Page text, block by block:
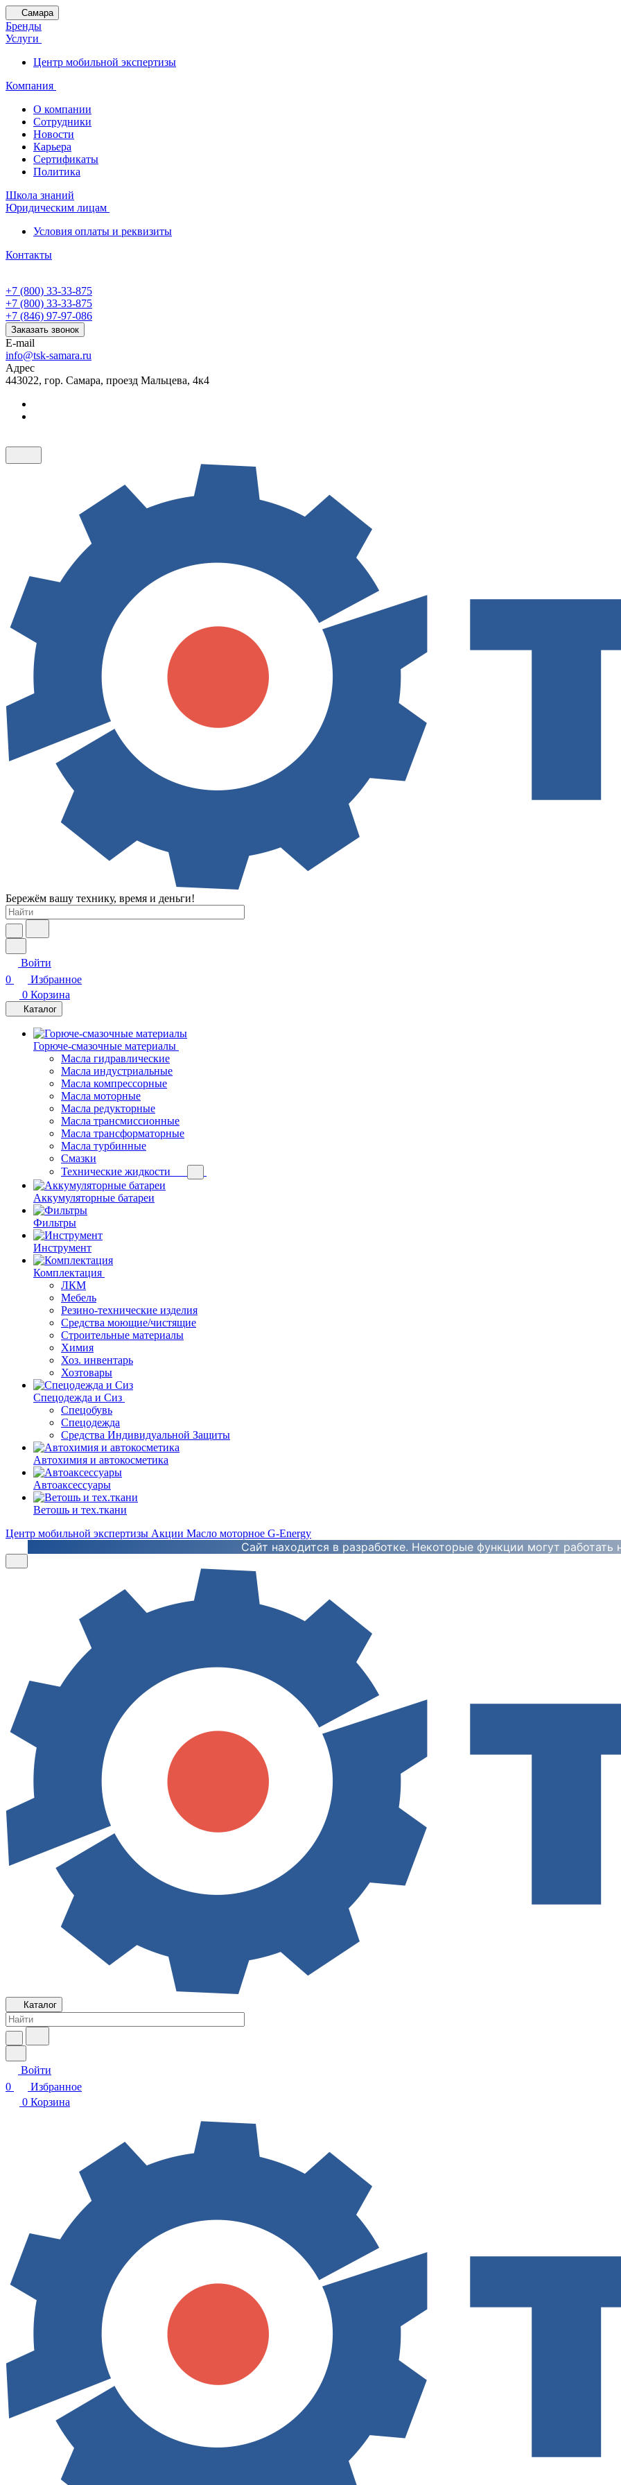
Самара
Бренды
Услуги
Центр мобильной экспертизы
Компания
О компании
Сотрудники
Новости
Карьера
Сертификаты
Политика
Школа знаний
Юридическим лицам
Условия оплаты и реквизиты
Контакты
+7 (800) 33-33-875
+7 (800) 33-33-875
+7 (846) 97-97-086
Заказать звонок
E-mail
info@tsk-samara.ru
Адрес
443022, гор. Самара, проезд Мальцева, 4к4
Бережём вашу технику, время и деньги!
Войти
0
Избранное
0 Корзина
Каталог
Горюче-смазочные материалы
Масла гидравлические
Масла индустриальные
Масла компрессорные
Масла моторные
Масла редукторные
Масла трансмиссионные
Масла трансформаторные
Масла турбинные
Смазки
Технические жидкости
Аккумуляторные батареи
Фильтры
Инструмент
Комплектация
ЛКМ
Мебель
Резино-технические изделия
Средства моющие/чистящие
Строительные материалы
Химия
Хоз. инвентарь
Хозтовары
Спецодежда и Сиз
Спецобувь
Спецодежда
Средства Индивидуальной Защиты
Автохимия и автокосметика
Автоаксессуары
Ветошь и тех.ткани
Центр мобильной экспертизы Акции Масло моторное G-Energy
Сайт находится в разработке. Некоторые функции могут работать
Каталог
Войти
0
Избранное
0 Корзина